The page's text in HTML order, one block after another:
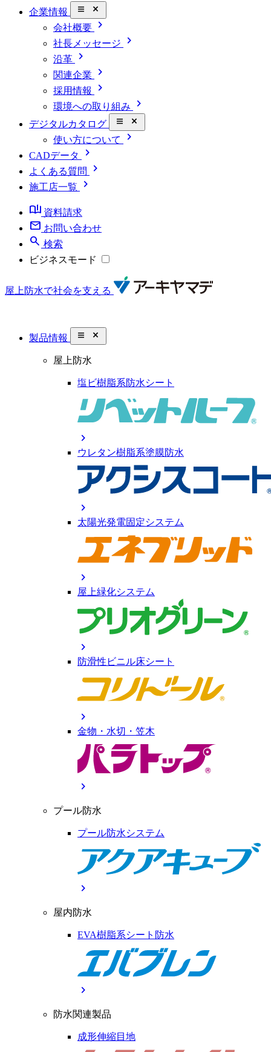
企業情報 close_small
会社概要 chevron_right
社長メッセージ chevron_right
沿革 chevron_right
関連企業 chevron_right
採用情報 chevron_right
環境への取り組み chevron_right
デジタルカタログ close_small
使い方について chevron_right
CADデータ chevron_right
よくある質問 chevron_right
施工店一覧
chevron_right
book_ribbon 資料請求
mail お問い合わせ
search 検索
ビジネスモード
屋上防水で社会を支える
製品情報 close_small
屋上防水
塩ビ樹脂系防水シート
chevron_right
ウレタン樹脂系塗膜防水
chevron_right
太陽光発電固定システム
chevron_right
屋上緑化システム
chevron_right
防滑性ビニル床シート
chevron_right
金物・水切・笠木
chevron_right
プール防水
プール防水システム
chevron_right
屋内防水
EVA樹脂系シート防水
chevron_right
防水関連製品
成形伸縮目地